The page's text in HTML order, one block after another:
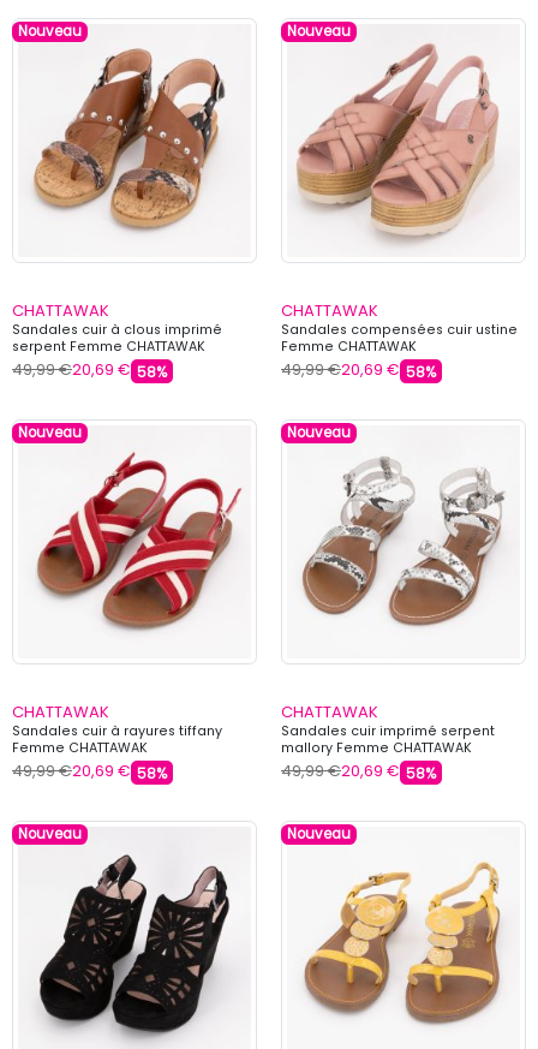
Nouveau
CHATTAWAK
Sandales cuir à clous imprimé
serpent Femme CHATTAWAK
49,99 €20,69 € 58%
Nouveau
CHATTAWAK
Sandales compensées cuir ustine
Femme CHATTAWAK
49,99 €20,69 € 58%
Nouveau
CHATTAWAK
Sandales cuir à rayures tiffany
Femme CHATTAWAK
49,99 €20,69 € 58%
Nouveau
CHATTAWAK
Sandales cuir imprimé serpent
mallory Femme CHATTAWAK
49,99 €20,69 € 58%
Nouveau Nouveau